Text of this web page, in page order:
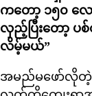
ကတော့ ၁၅၀
လှည့်ပြီးတော့ ပ
လိမ့်မယ်”
အမည်မဖော်လိုတဲ့